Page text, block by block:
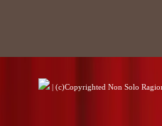
| (c)Copyrighted Non Solo